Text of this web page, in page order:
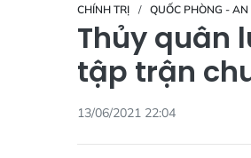
CHÍNH TRỊ QUỐC PHÒNG -
Thủy quân
tập trận
13/06/2021 22:04